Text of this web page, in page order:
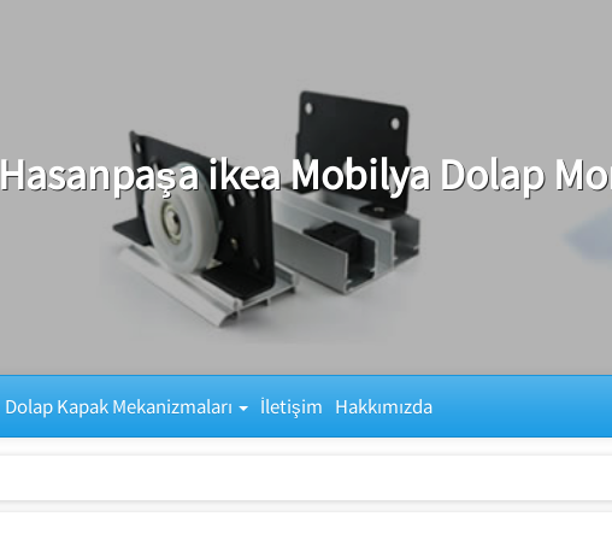
Hasanpaşa ikea Mobilya Dolap
Dolap Kapak Mekanizmaları İletişim Hakkımızda